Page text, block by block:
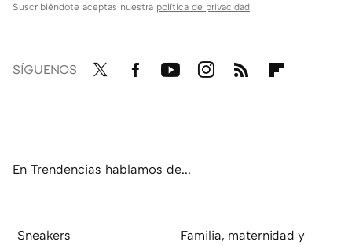
Suscribiéndote aceptas nuestra política de privacidad
SÍGUENOS
En Trendencias hablamos de...
Sneakers
Familia, maternidad y